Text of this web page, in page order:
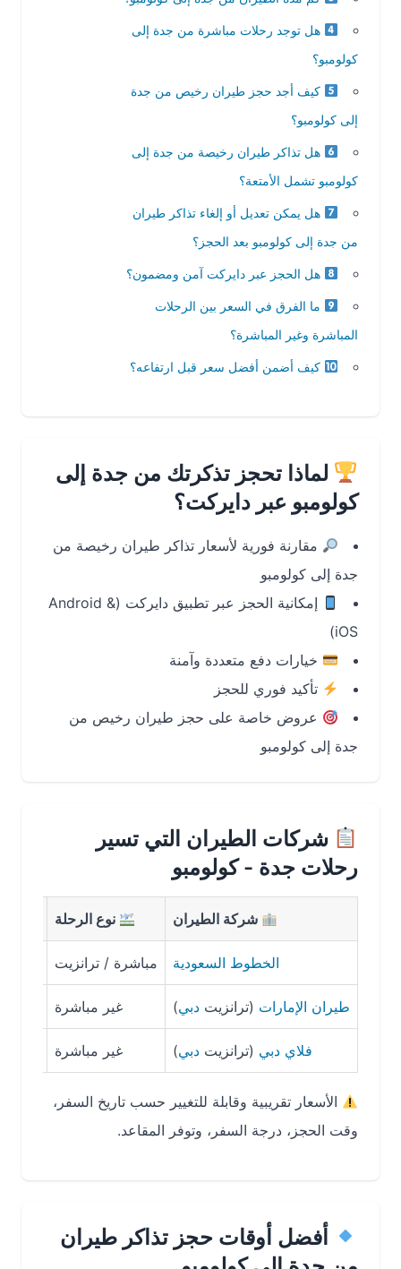
هل توجد رحلات مباشرة من جدة إلى
كولومبو؟
كيف أجد حجز طيران رخيص من جدة
إلى كولومبو؟
هل تذاكر طيران رخيصة من جدة إلى
كولومبو تشمل الأمتعة؟
هل يمكن تعديل أو إلغاء تذاكر طيران
من جدة إلى كولومبو بعد الحجز؟
هل الحجز عبر دايركت آمن ومضمون؟
ما الفرق في السعر بين الرحلات
المباشرة وغير المباشرة؟
كيف أضمن أفضل سعر قبل ارتفاعه؟
لماذا تحجز تذكرتك من جدة إلى
كولومبو عبر دايركت؟
مقارنة فورية لأسعار تذاكر طيران رخيصة من
جدة إلى كولومبو
إمكانية الحجز عبر تطبيق دايركت (Android &
خيارات دفع متعددة وآمنة
تأكيد فوري للحجز
عروض خاصة على حجز طيران رخيص من
جدة إلى كولومبو
شركات الطيران التي تسير
رحلات جدة - كولومبو
شركة الطيران نوع الرحلة
الخطوط السعودية مباشرة / ترانزيت 6س 30د تقريبًا
طيران الإمارات(ترانزيتدبي) غير مباشرة 8–10 ساعات
فلاي دبي(ترانزيتدبي) غير مباشرة
الأسعار تقريبية وقابلة للتغيير حسب تاريخ السفر،
وقت الحجز، درجة السفر، وتوفر المقاعد.
أفضل أوقات حجز تذاكر طيران